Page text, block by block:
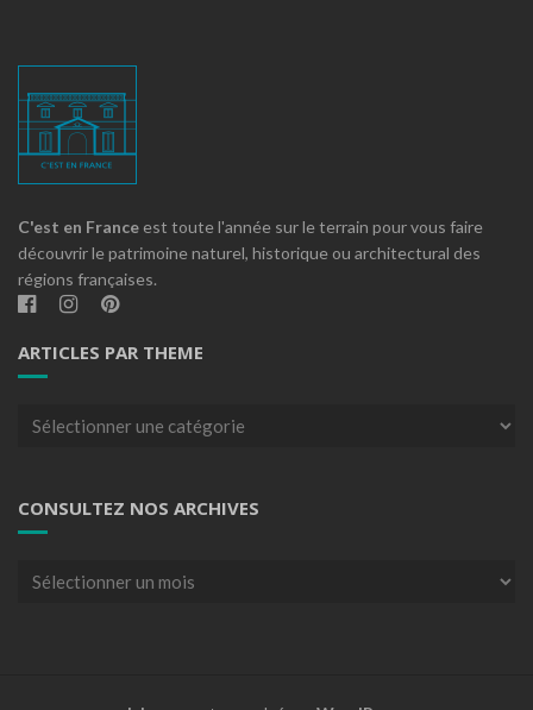
C'est en France est toute l'année sur le terrain pour vous faire
découvrir le patrimoine naturel, historique ou architectural des
régions françaises.
ARTICLES PAR THEME
Articles
CONSULTEZ NOS ARCHIVES
Consultez